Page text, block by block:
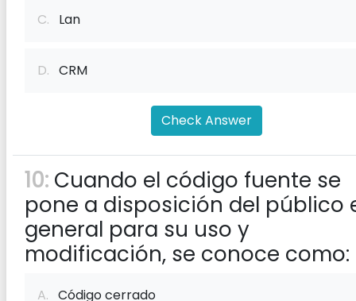
C. Lan
D. CRM
Check Answer
10: Cuando el código fuente se
pone a disposición del público
general para su uso y
modificación, se conoce como:
A. Código cerrado